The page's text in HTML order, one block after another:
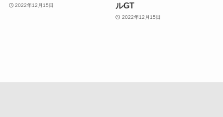
2022年12月15日
ルGT
2022年12月15日